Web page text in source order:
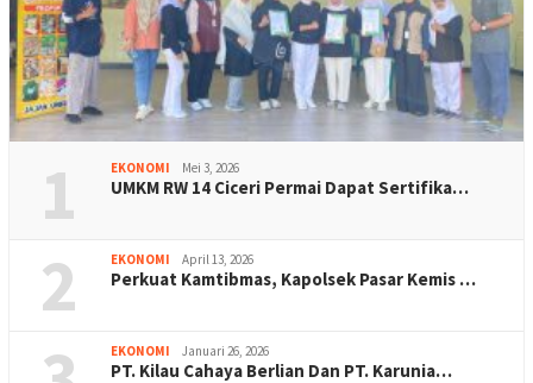
1 EKONOMI Mei 3, 2026
UMKM RW 14 Ciceri Permai Dapat Sertifika…
2 EKONOMI April 13, 2026
Perkuat Kamtibmas, Kapolsek Pasar Kemis …
EKONOMI Januari 26, 2026
PT. Kilau Cahaya Berlian Dan PT. Karunia…